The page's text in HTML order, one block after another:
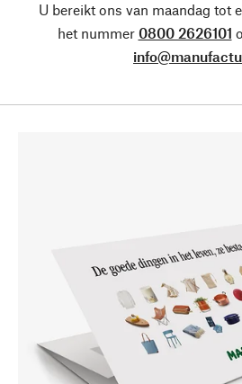
U bereikt ons van maandag tot
het nummer 0800 2626101